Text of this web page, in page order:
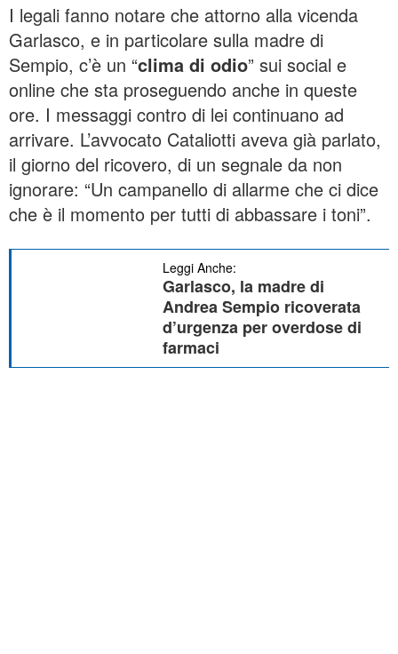
I legali fanno notare che attorno alla vicenda
Garlasco, e in particolare sulla madre di
Sempio, c’è un “clima di odio” sui social e
online che sta proseguendo anche in queste
ore. I messaggi contro di lei continuano ad
arrivare. L’avvocato Cataliotti aveva già parlato,
il giorno del ricovero, di un segnale da non
ignorare: “Un campanello di allarme che ci dice
che è il momento per tutti di abbassare i toni”.
Leggi Anche:
Garlasco, la madre di
Andrea Sempio ricoverata
d’urgenza per overdose di
farmaci